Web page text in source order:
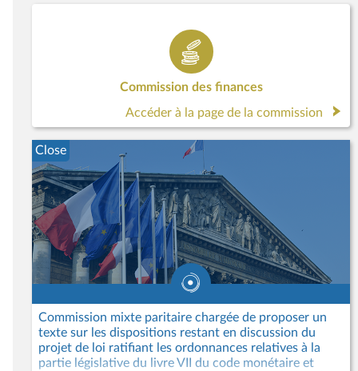
Commission des finances
Accéder à la page de la commission
Commission mixte paritaire chargée de proposer un
texte sur les dispositions restant en discussion du
projet de loi ratifiant les ordonnances relatives à la
partie législative du livre VII du code monétaire et
Close